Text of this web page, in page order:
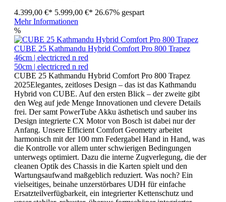
4.399,00 €* 5.999,00 €* 26.67% gespart
Mehr Informationen
%
CUBE 25 Kathmandu Hybrid Comfort Pro 800 Trapez
46cm | electricred n red
50cm | electricred n red
CUBE 25 Kathmandu Hybrid Comfort Pro 800 Trapez
2025Elegantes, zeitloses Design – das ist das Kathmandu
Hybrid von CUBE. Auf den ersten Blick – der zweite gibt
den Weg auf jede Menge Innovationen und clevere Details
frei. Der samt PowerTube Akku ästhetisch und sauber ins
Design integrierte CX Motor von Bosch ist dabei nur der
Anfang. Unsere Efficient Comfort Geometry arbeitet
harmonisch mit der 100 mm Federgabel Hand in Hand, was
die Kontrolle vor allem unter schwierigen Bedingungen
unterwegs optimiert. Dazu die interne Zugverlegung, die der
cleanen Optik des Chassis in die Karten spielt und den
Wartungsaufwand maßgeblich reduziert. Was noch? Ein
vielseitiges, beinahe unzerstörbares UDH für einfache
Ersatzteilverfügbarkeit, ein integrierter Kettenschutz und